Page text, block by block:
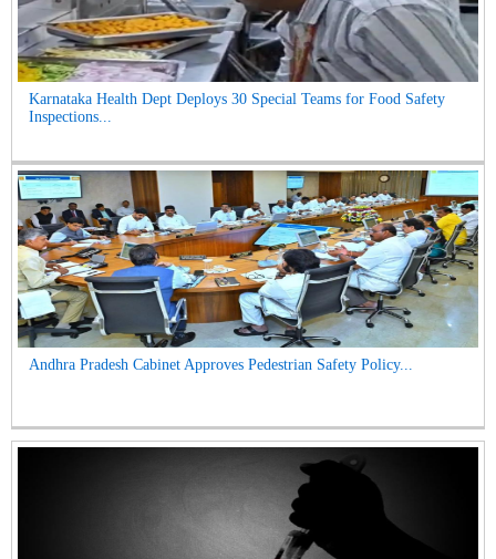
Karnataka Health Dept Deploys 30 Special Teams for Food Safety
Inspections...
Andhra Pradesh Cabinet Approves Pedestrian Safety Policy...